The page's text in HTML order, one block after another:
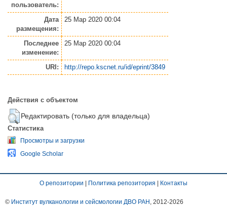
пользователь:
Дата
размещения:
25 Мар 2020 00:04
Последнее
изменение:
25 Мар 2020 00:04
URI: http://repo.kscnet.ru/id/eprint/3849
Действия с объектом
Редактировать (только для владельца)
Статистика
Просмотры и загрузки
Google Scholar
О репозитории | Политика репозитория | Контакты
© Институт вулканологии и сейсмологии ДВО РАН , 2012-2026